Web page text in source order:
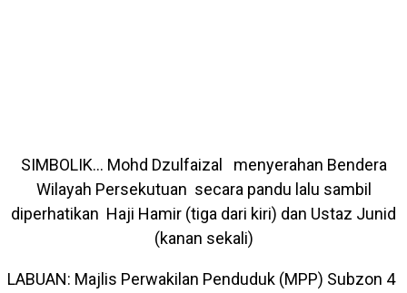
SIMBOLIK… Mohd Dzulfaizal menyerahan Bendera
Wilayah Persekutuan secara pandu lalu sambil
diperhatikan Haji Hamir (tiga dari kiri) dan Ustaz Junid
(kanan sekali)
LABUAN: Majlis Perwakilan Penduduk (MPP) Subzon 4